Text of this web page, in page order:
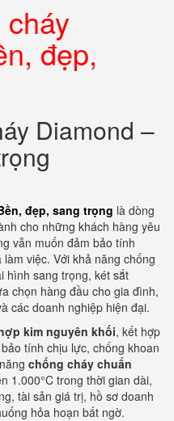
đẹp,
Diamond –
đẹp, sang trọng là dòng
cho những khách hàng yêu
vẫn muốn đảm bảo tính
việc. Với khả năng chống
hình sang trọng, két sắt
chọn hàng đầu cho gia đình,
các doanh nghiệp hiện đại.
kim nguyên khối, kết hợp
tính chịu lực, chống khoan
chống cháy chuẩn
1.000°C trong thời gian dài,
tài sản giá trị, hồ sơ doanh
hỏa hoạn bất ngờ.